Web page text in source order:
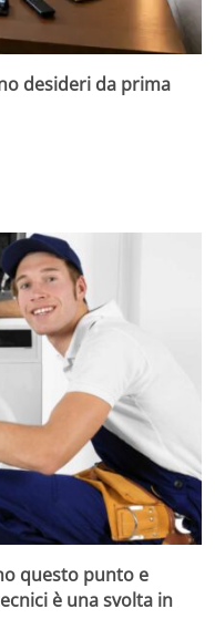
desideri da prima
questo punto e
è una svolta in